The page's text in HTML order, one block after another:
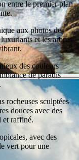
entre le premier plan
aux photos de
et les arbres
des couleurs
de paradis
rocheuses sculptées
douces avec des
et raffiné.
avec des
vert pour une